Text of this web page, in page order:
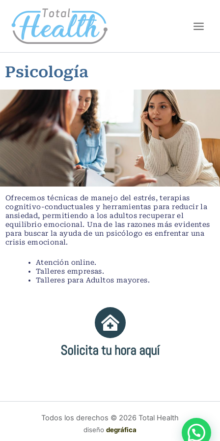
contenido
Psicología
Ofrecemos técnicas de manejo del estrés, terapias
cognitivo-conductuales y herramientas para reducir la
ansiedad, permitiendo a los adultos recuperar el
equilibrio emocional. Una de las razones más evidentes
para buscar la ayuda de un psicólogo es enfrentar una
crisis emocional.
Atención online.
Talleres empresas.
Talleres para Adultos mayores.
Solicita tu hora aquí
Todos los derechos © 2026 Total Health
diseño degráfica